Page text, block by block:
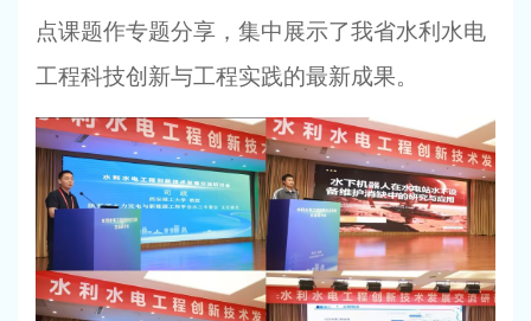
点课题作专题分享，集中展示了我省水利水电
工程科技创新与工程实践的最新成果。